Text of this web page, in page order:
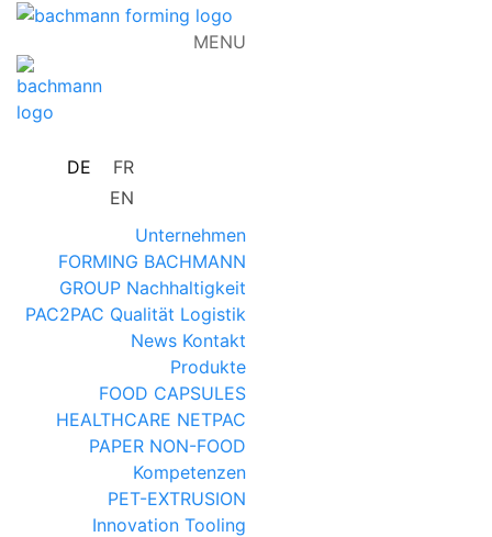
MENU
DE
FR
EN
Unternehmen
FORMING BACHMANN
GROUP Nachhaltigkeit
PAC2PAC Qualität Logistik
News Kontakt
Produkte
FOOD CAPSULES
HEALTHCARE NETPAC
PAPER NON-FOOD
Kompetenzen
PET-EXTRUSION
Innovation Tooling